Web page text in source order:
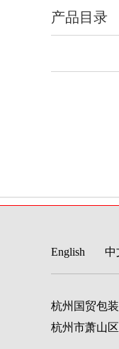
产品目录
English
杭州国贸包
杭州市萧山